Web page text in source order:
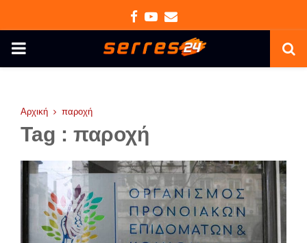
Facebook
Youtube
Email
PRIMARY
Αρχική παροχή
Tag : παροχή